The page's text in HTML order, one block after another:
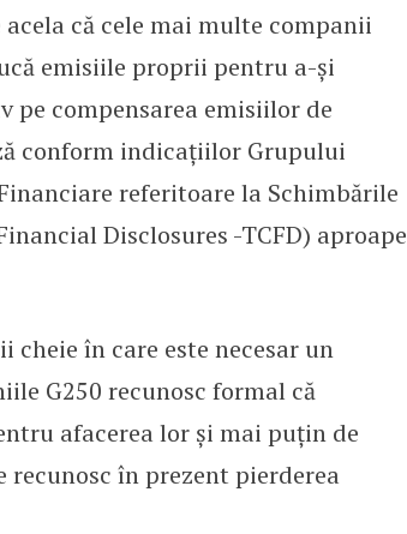
că cele mai multe companii
emisiile proprii pentru a-și
pe compensarea emisiilor de
conform indicațiilor Grupului
referitoare la Schimbările
Disclosures -TCFD) aproape
în care este necesar un
G250 recunosc formal că
afacerea lor și mai puțin de
în prezent pierderea